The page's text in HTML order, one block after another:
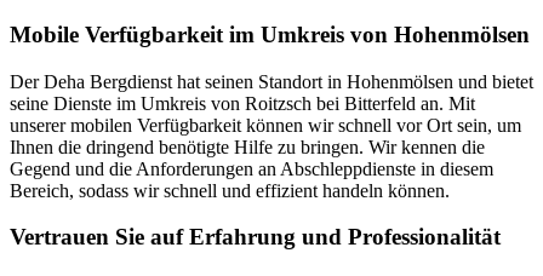
Mobile Verfügbarkeit im Umkreis von Hohenmölsen
Der Deha Bergdienst hat seinen Standort in Hohenmölsen und bietet
seine Dienste im Umkreis von Roitzsch bei Bitterfeld an. Mit
unserer mobilen Verfügbarkeit können wir schnell vor Ort sein, um
Ihnen die dringend benötigte Hilfe zu bringen. Wir kennen die
Gegend und die Anforderungen an Abschleppdienste in diesem
Bereich, sodass wir schnell und effizient handeln können.
Vertrauen Sie auf Erfahrung und Professionalität